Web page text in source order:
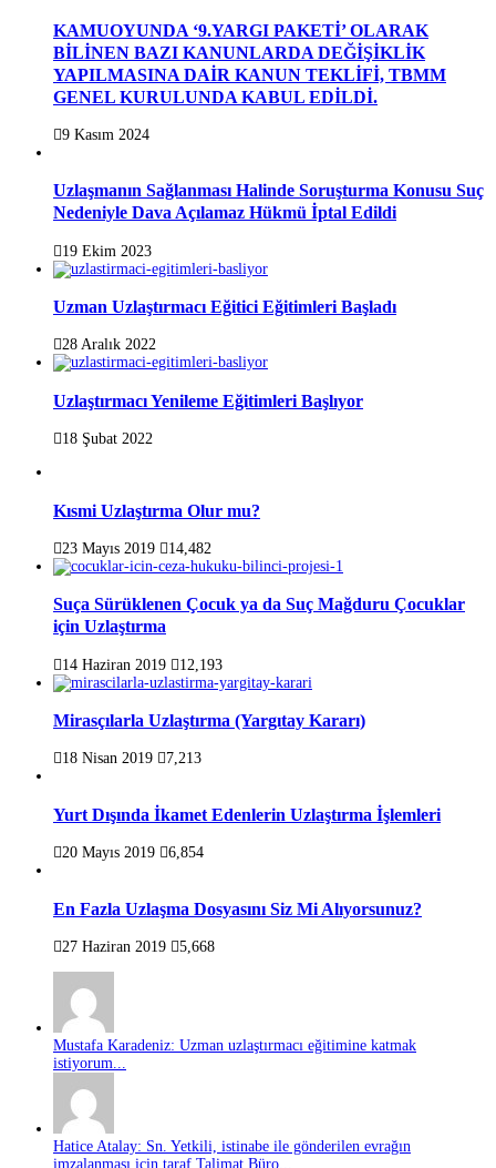
KAMUOYUNDA ‘9.YARGI PAKETİ’ OLARAK
BİLİNEN BAZI KANUNLARDA DEĞİŞİKLİK
YAPILMASINA DAİR KANUN TEKLİFİ, TBMM
GENEL KURULUNDA KABUL EDİLDİ.
9 Kasım 2024
Uzlaşmanın Sağlanması Halinde Soruşturma Konusu Suç
Nedeniyle Dava Açılamaz Hükmü İptal Edildi
19 Ekim 2023
Uzman Uzlaştırmacı Eğitici Eğitimleri Başladı
28 Aralık 2022
Uzlaştırmacı Yenileme Eğitimleri Başlıyor
18 Şubat 2022
Kısmi Uzlaştırma Olur mu?
23 Mayıs 2019 14,482
Suça Sürüklenen Çocuk ya da Suç Mağduru Çocuklar
için Uzlaştırma
14 Haziran 2019 12,193
Mirasçılarla Uzlaştırma (Yargıtay Kararı)
18 Nisan 2019 7,213
Yurt Dışında İkamet Edenlerin Uzlaştırma İşlemleri
20 Mayıs 2019 6,854
En Fazla Uzlaşma Dosyasını Siz Mi Alıyorsunuz?
27 Haziran 2019 5,668
Mustafa Karadeniz: Uzman uzlaştırmacı eğitimine katmak
istiyorum...
Hatice Atalay: Sn. Yetkili, istinabe ile gönderilen evrağın
imzalanması için taraf Talimat Büro...